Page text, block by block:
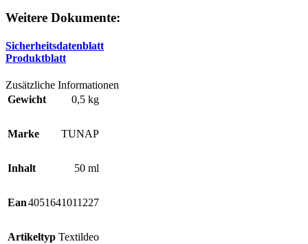
Weitere Dokumente:
Sicherheitsdatenblatt
Produktblatt
Zusätzliche Informationen
Gewicht
0,5 kg
Marke TUNAP
Inhalt 50 ml
Ean4051641011227
Artikeltyp Textildeo